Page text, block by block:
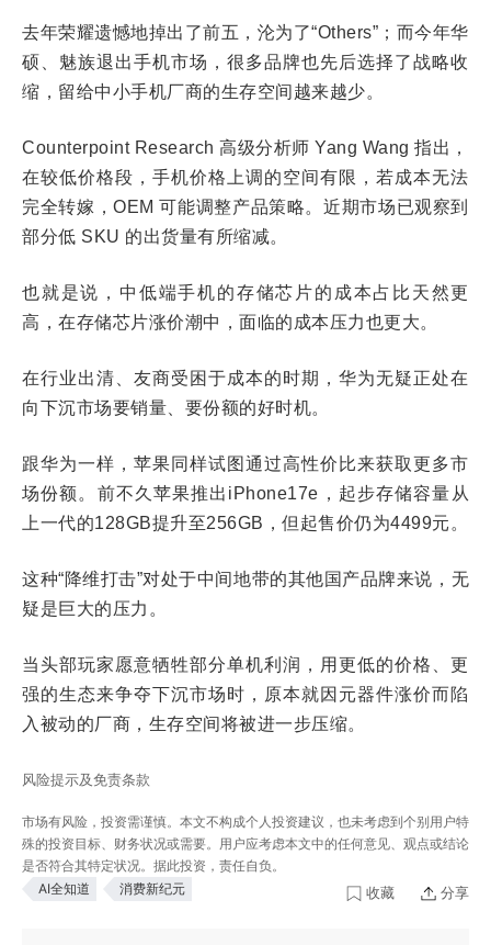
去年荣耀遗憾地掉出了前五，沦为了“Others”；而今年华
硕、魅族退出手机市场，很多品牌也先后选择了战略收
缩，留给中小手机厂商的生存空间越来越少。
Counterpoint Research 高级分析师 Yang Wang 指出，
在较低价格段，手机价格上调的空间有限，若成本无法
完全转嫁，OEM 可能调整产品策略。近期市场已观察到
部分低 SKU 的出货量有所缩减。
也就是说，中低端手机的存储芯片的成本占比天然更
高，在存储芯片涨价潮中，面临的成本压力也更大。
在行业出清、友商受困于成本的时期，华为无疑正处在
向下沉市场要销量、要份额的好时机。
跟华为一样，苹果同样试图通过高性价比来获取更多市
场份额。前不久苹果推出iPhone17e，起步存储容量从
上一代的128GB提升至256GB，但起售价仍为4499元。
这种“降维打击”对处于中间地带的其他国产品牌来说，无
疑是巨大的压力。
当头部玩家愿意牺牲部分单机利润，用更低的价格、更
强的生态来争夺下沉市场时，原本就因元器件涨价而陷
入被动的厂商，生存空间将被进一步压缩。
风险提示及免责条款
市场有风险，投资需谨慎。本文不构成个人投资建议，也未考虑到个别用户特
殊的投资目标、财务状况或需要。用户应考虑本文中的任何意见、观点或结论
是否符合其特定状况。据此投资，责任自负。
AI全知道 消费新纪元 收藏 分享